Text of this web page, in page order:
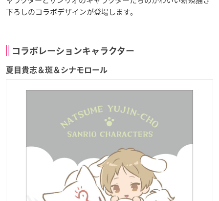
下ろしのコラボデザインが登場します。
コラボレーションキャラクター
夏目貴志＆斑＆シナモロール